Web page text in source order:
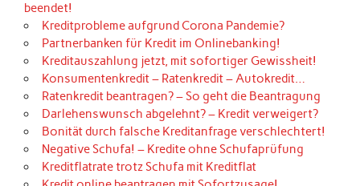
beendet!
Kreditprobleme aufgrund Corona Pandemie?
Partnerbanken für Kredit im Onlinebanking!
Kreditauszahlung jetzt, mit sofortiger Gewissheit!
Konsumentenkredit – Ratenkredit – Autokredit…
Ratenkredit beantragen? – So geht die Beantragung
Darlehenswunsch abgelehnt? – Kredit verweigert?
Bonität durch falsche Kreditanfrage verschlechtert!
Negative Schufa! – Kredite ohne Schufaprüfung
Kreditflatrate trotz Schufa mit Kreditflat